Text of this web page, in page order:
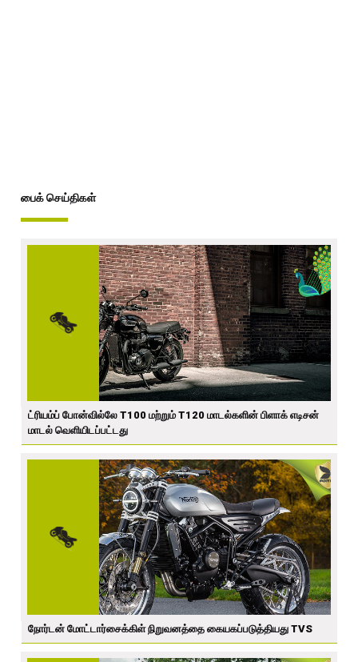
பைக் செய்திகள்
ட்ரியம்ப் போன்வில்லே T100 மற்றும் T120 மாடல்களின் பிளாக் எடிசன்
மாடல் வெளியிடப்பட்டது
நோர்டன் மோட்டார்சைக்கிள் நிறுவனத்தை கையகப்படுத்தியது TVS